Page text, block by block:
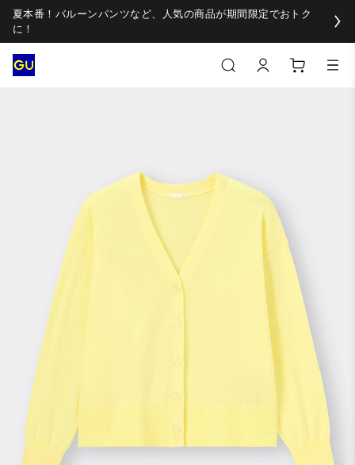
夏本番！バルーンパンツなど、人気の商品が期間限定でおトク
に！